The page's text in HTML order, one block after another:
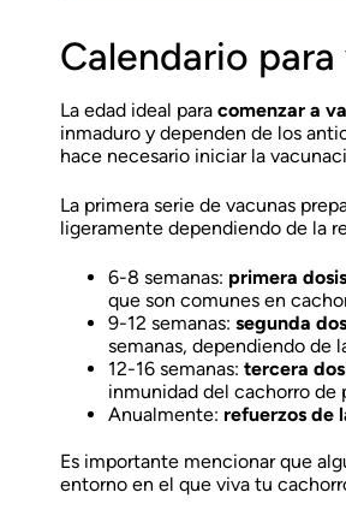
Calendario
La edad ideal para comenzar a
inmaduro y dependen de los
hace necesario iniciar la
La primera serie de vacunas
ligeramente dependiendo de la
6-8 semanas: primera
que son comunes en
9-12 semanas: segunda
semanas, dependiendo de
12-16 semanas: tercera
inmunidad del cachorro de
Anualmente: refuerzos de
Es importante mencionar que
entorno en el que viva tu